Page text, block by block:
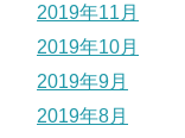
2019年11月
2019年10月
2019年9月
2019年8月